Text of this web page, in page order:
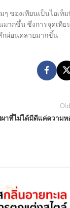
ของเทียนเป็นไอเท็
มากขึ้น ซึ่งการจุดเทีย
กผ่อนคลายมากขึ้น
าที่ไม่ได้มีดีแค่ความห